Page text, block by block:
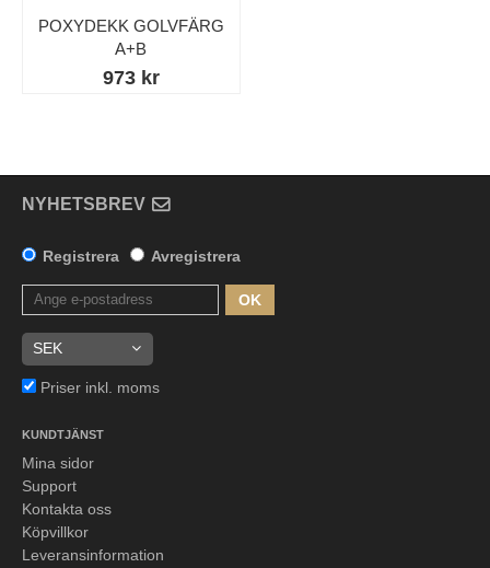
POXYDEKK GOLVFÄRG
A+B
973 kr
NYHETSBREV
Registrera Avregistrera
OK
Priser inkl. moms
KUNDTJÄNST
Mina sidor
Support
Kontakta oss
Köpvillkor
Leveransinformation